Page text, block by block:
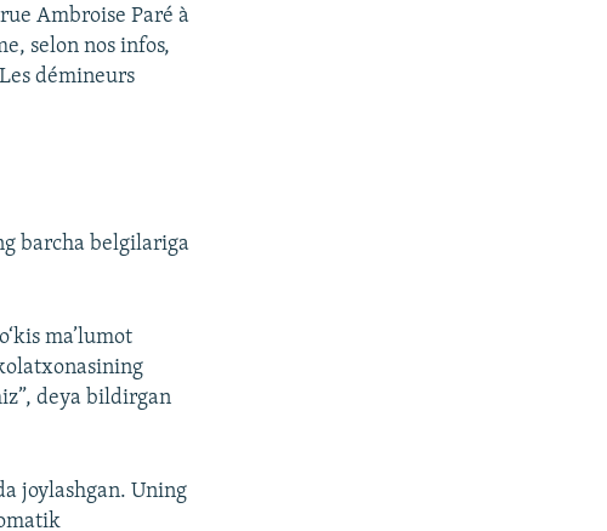
Ambroise Paré à
selon nos infos,
démineurs
barcha belgilariga
ma’lumot
deya bildirgan
joylashgan. Uning